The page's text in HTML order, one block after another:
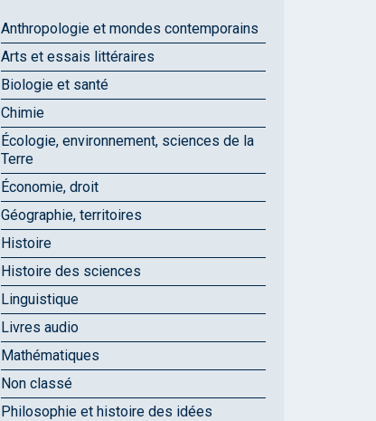
Anthropologie et mondes contemporains
Arts et essais littéraires
Biologie et santé
Chimie
Écologie, environnement, sciences de la
Terre
Économie, droit
Géographie, territoires
Histoire
Histoire des sciences
Linguistique
Livres audio
Mathématiques
Non classé
Philosophie et histoire des idées